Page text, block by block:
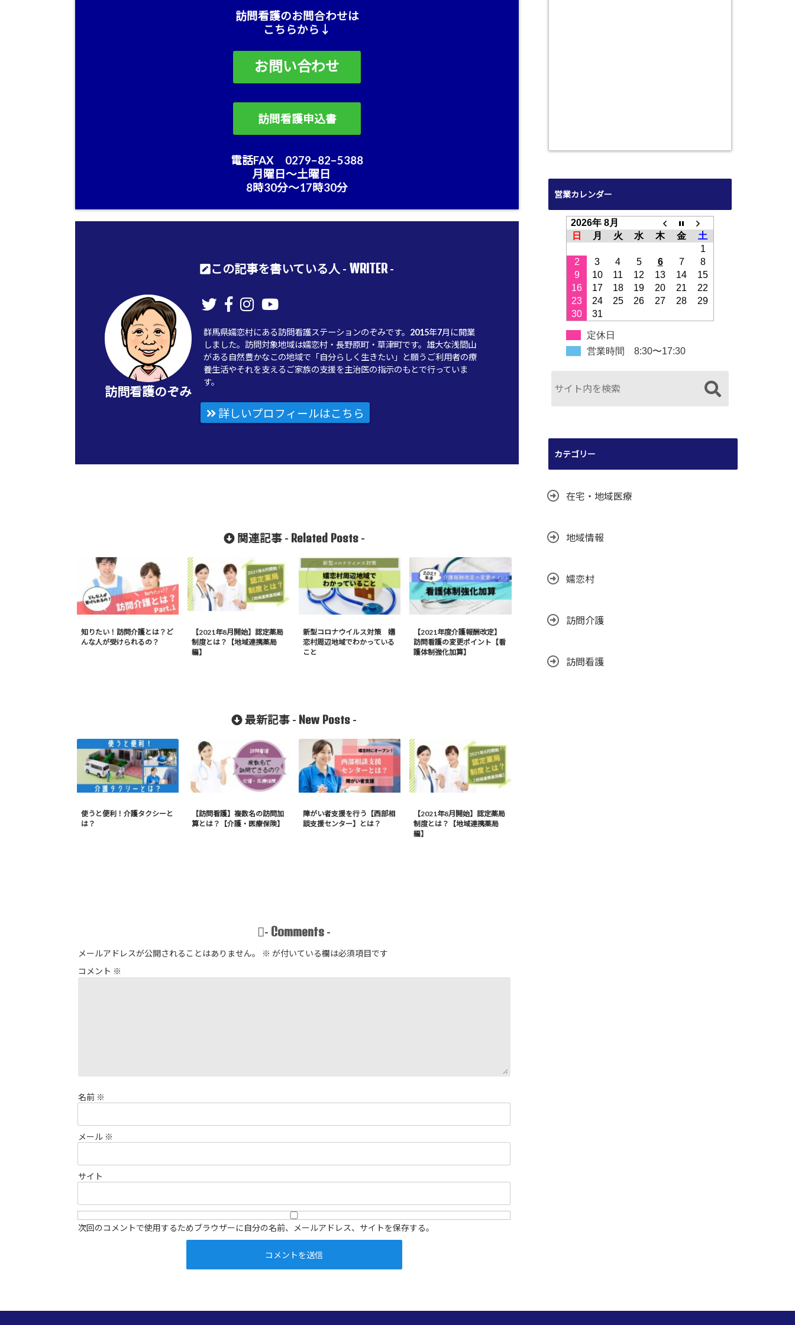
訪問看護のお問合わせは
こちらから↓
お問い合わせ
訪問看護申込書
電話FAX 0279−82−5388
月曜日〜土曜日
8時30分〜17時30分
この記事を書いている人 - WRITER-
訪問看護のぞみ
群馬県嬬恋村にある訪問看護ステーションのぞみです。2015年7月に開業
しました。訪問対象地域は嬬恋村・長野原町・草津町です。雄大な浅間山
がある自然豊かなこの地域で「自分らしく生きたい」と願うご利用者の療
養生活やそれを支えるご家族の支援を主治医の指示のもとで行っていま
す。
詳しいプロフィールはこちら
関連記事 - Related Posts-
知りたい！訪問介護とは？ど
んな人が受けられるの？
【2021年8月開始】認定薬局
制度とは？【地域連携薬局
編】
新型コロナウイルス対策 嬬
恋村周辺地域でわかっている
こと
【2021年度介護報酬改定】
訪問看護の変更ポイント【看
護体制強化加算】
最新記事 - New Posts -
使うと便利！介護タクシーと
は？
【訪問看護】複数名の訪問加
算とは？【介護・医療保険】
障がい者支援を行う【西部相
談支援センター】とは？
【2021年8月開始】認定薬局
制度とは？【地域連携薬局
編】
- Comments -
メールアドレスが公開されることはありません。 ※ が付いている欄は必須項目です
コメント ※
名前 ※
メール ※
サイト
次回のコメントで使用するためブラウザーに自分の名前、メールアドレス、サイトを保存する。
営業カレンダー
2026年 8月
日
月 火 水 木 金
土
1
2
3 4 5 6 7
8
9
10 11 12 13 14
15
16
17 18 19 20 21
22
23
24 25 26 27 28
29
30
31
定休日
営業時間 8:30〜17:30
カテゴリー
在宅・地域医療
地域情報
嬬恋村
訪問介護
訪問看護